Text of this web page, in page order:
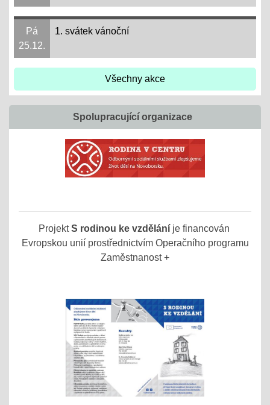
Pá
25.12.
1. svátek vánoční
Všechny akce
Spolupracující organizace
ProjektS rodinou ke vzděláníje financován
Evropskou unií prostřednictvím Operačního programu
Zaměstnanost +